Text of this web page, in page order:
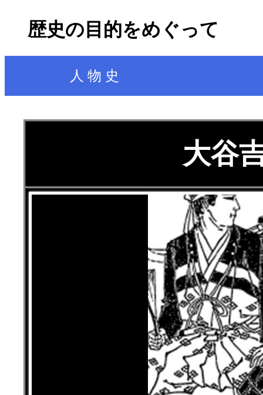
歴史の目的をめぐって
人 物 史
大谷